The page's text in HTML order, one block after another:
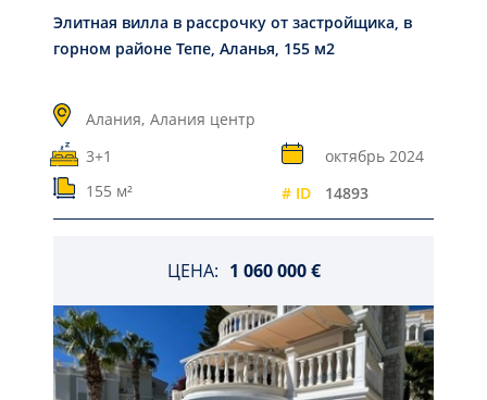
Элитная вилла в рассрочку от застройщика, в
горном районе Тепе, Аланья, 155 м2
Алания, Алания центр
3+1
октябрь 2024
155 м²
# ID 14893
ЦЕНА: 1 060 000 €